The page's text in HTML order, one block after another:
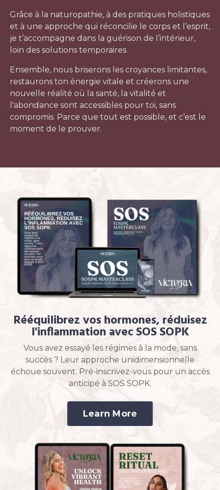
Grâce à la naturopathie, à des pratiques holistiques
et à une approche qui réconcilie le corps et l’esprit,
je t’accompagne dans la guérison de l’intérieur,
loin des solutions temporaires.
Ensemble, nous briserons les croyances limitantes,
restaurons ton énergie vitale et créerons une
nouvelle réalité où la santé, la vitalité et
l'abondance sont accessibles pour toi, sans
compromis. Parce que tout est possible, et c’est le
moment de le prouver.
Rééquilibrez vos hormones, réduisez
l'inflammation avec SOS SOPK
Vous avez essayé les régimes à la mode, sans
succès ? Leur approche unidimensionnelle
échoue souvent. Pré-inscrivez-vous pour un accès
anticipé à SOS SOPK.
Learn More